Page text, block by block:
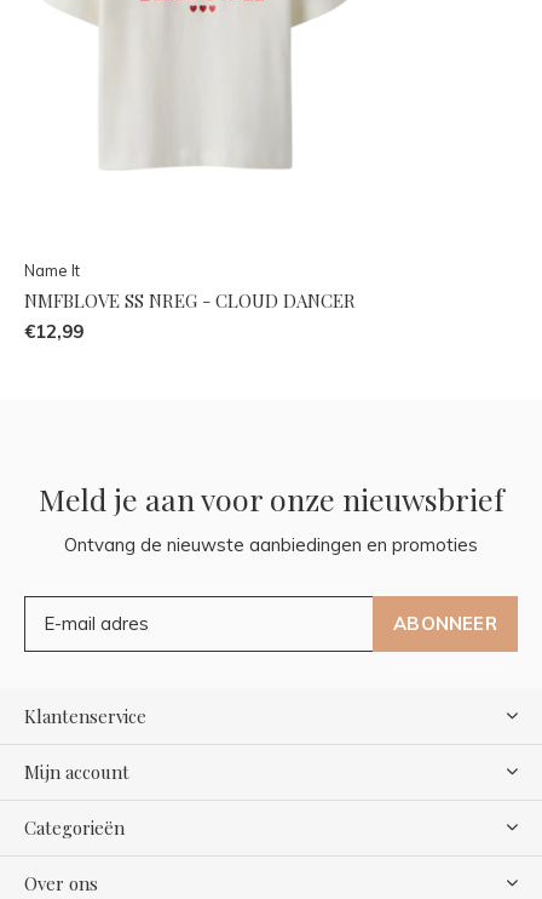
Name It
NMFBLOVE SS NREG - CLOUD DANCER
€12,99
Meld je aan voor onze nieuwsbrief
Ontvang de nieuwste aanbiedingen en promoties
ABONNEER
Klantenservice
Mijn account
Categorieën
Over ons